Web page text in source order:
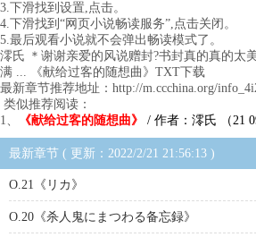
3.下滑找到设置,点击。
4.下滑找到“网页小说畅读服务”,点击关闭。
5.最后观看小说就不会弹出畅读模式了。
澪氏 ＊谢谢亲爱的风说赠封?书封真的真的太
满 ... 《献给过客的随想曲》TXT下载
最新章节推荐地址：http://m.ccchina.org/
类似推荐阅读：
1、
《献给过客的随想曲》 / 作者：澪氏 （21
最新章节 ( 更新：2022/2/21 21:56:13 )
O.21《リカ》
O.20《杀人鬼にまつわる备忘録》